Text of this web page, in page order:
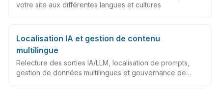
votre site aux différentes langues et cultures
Localisation IA et gestion de contenu
multilingue
Relecture des sorties IA/LLM, localisation de prompts,
gestion de données multilingues et gouvernance de